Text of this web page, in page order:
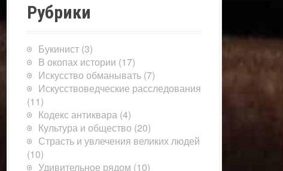
Рубрики
Букинист (3)
В окопах истории (17)
Искусство обманывать (7)
Искусствоведческие расследования
(11)
Кодекс антиквара (4)
Культура и общество (20)
Страсть и увлечения великих людей
(10)
Удивительное рядом (10)